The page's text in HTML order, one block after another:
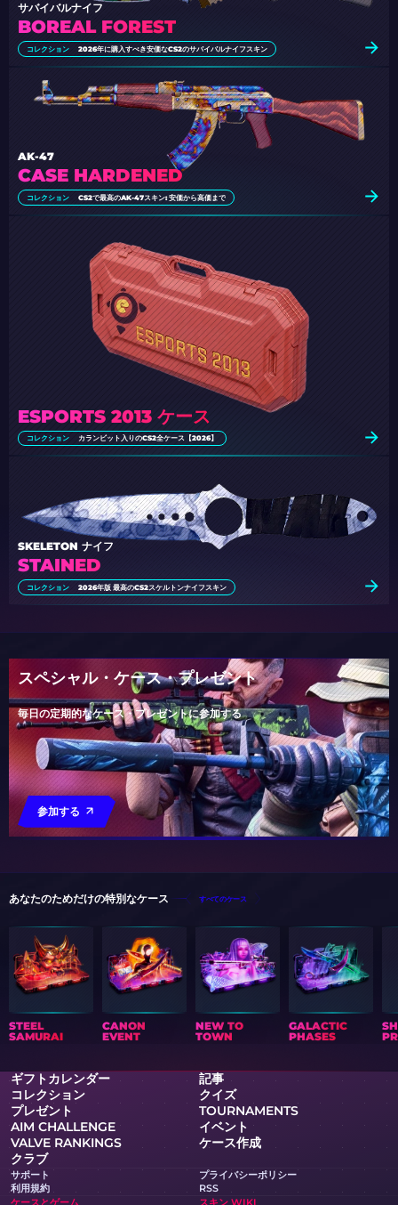
BOREAL FOREST
サバイバルナイフ
コレクション 2026年に購入すべき安価なCS2のサバイバルナイフスキン
CASE HARDENED
AK-47
コレクション CS2で最高のAK-47スキン: 安価から高価まで
ESPORTS 2013 ケース
コレクション カランビット入りのCS2全ケース【2026】
STAINED
SKELETON ナイフ
コレクション 2026年版 最高のCS2スケルトンナイフスキン
スペシャル・ケース・プレゼント
毎日の定期的なケース・プレゼントに参加する
参加する
あなたのためだけの特別なケース すべてのケース
STEEL
SAMURAI
CANON
EVENT
NEW TO
TOWN
GALACTIC
PHASES
ギフトカレンダー
記事
コレクション
クイズ
プレゼント
TOURNAMENTS
AIM CHALLENGE
イベント
VALVE RANKINGS
ケース作成
クラブ
サポート
プライバシーポリシー
利用規約
RSS
ケースとゲーム
スキン WIKI